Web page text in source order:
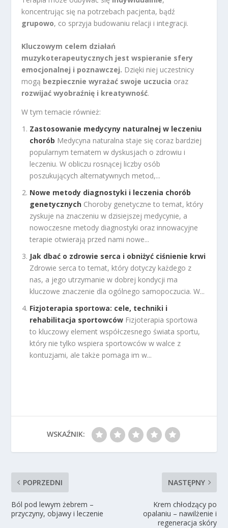
koncentrując się na potrzebach pacjenta, bądź
grupowo, co sprzyja budowaniu relacji i integracji.
Kluczowym celem działań
muzykoterapeutycznych jest wspieranie sfery
emocjonalnej i poznawczej. Dzięki niej uczestnicy
mogą bezpiecznie wyrażać swoje uczucia oraz
rozwijać wyobraźnię i kreatywność.
W tym temacie również:
Zastosowanie medycyny naturalnej w leczeniu
chorób Medycyna naturalna staje się coraz bardziej
popularnym tematem w dyskusjach o zdrowiu i
leczeniu. W obliczu rosnącej liczby osób
poszukujących alternatywnych metod,...
Nowe metody diagnostyki i leczenia chorób
genetycznych Choroby genetyczne to temat, który
zyskuje na znaczeniu w dzisiejszej medycynie, a
nowoczesne metody diagnostyki oraz innowacyjne
terapie otwierają przed nami nowe...
Jak dbać o zdrowie serca i obniżyć ciśnienie krwi
Zdrowie serca to temat, który dotyczy każdego z
nas, a jego utrzymanie w dobrej kondycji ma
kluczowe znaczenie dla ogólnego samopoczucia. W...
Fizjoterapia sportowa: cele, techniki i
rehabilitacja sportowców Fizjoterapia sportowa
to kluczowy element współczesnego świata sportu,
który nie tylko wspiera sportowców w walce z
kontuzjami, ale także pomaga im w...
WSKAŹNIK:
POPRZEDNI
Ból pod lewym żebrem –
przyczyny, objawy i leczenie
NASTĘPNY
Krem chłodzący po
opalaniu – nawilżenie i
regeneracja skóry